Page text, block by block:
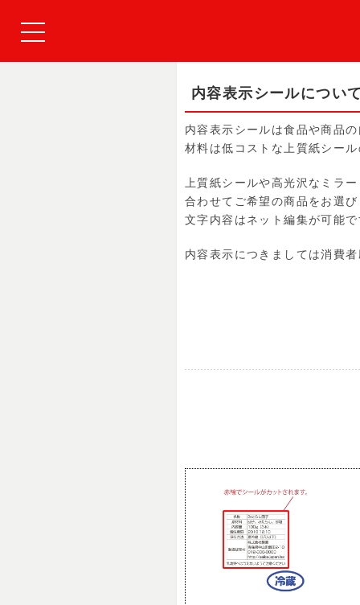
内容表示シールについ
内容表示シールは食品や商品
材料は低コストな上質紙シー
上質紙シールや高光沢なミラ
合わせてご希望の商品をお選
文字内容はネット編集が可能
内容表示につきましては消費